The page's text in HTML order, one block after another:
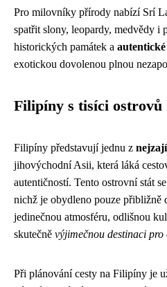
Pro milovníky přírody nabízí Srí
spatřit slony, leopardy, medvědy i
historických památek a
exotickou dovolenou plnou
Filipíny s tisíci ostrovů
Filipíny představují jednu z
jihovýchodní Asii, která láká
autentičností. Tento ostrovní stát
nichž je obydleno pouze
jedinečnou atmosféru, odlišnou
skutečně výjimečnou destinaci pro
Při plánování cesty na Filipíny je